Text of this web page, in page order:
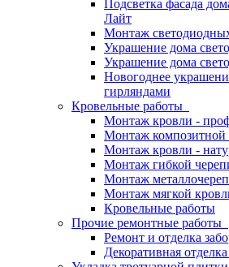
Подсветка фасада
Лайт
Монтаж
Украшение дома
Украшение дома
Новогоднее
гирляндами
Кровельные работы
Монтаж кровли -
Монтаж композитной
Монтаж кровли -
Монтаж гибкой
Монтаж
Монтаж мягкой
Кровельные работы
Прочие ремонтные работы
Ремонт и отделка
Декоративная